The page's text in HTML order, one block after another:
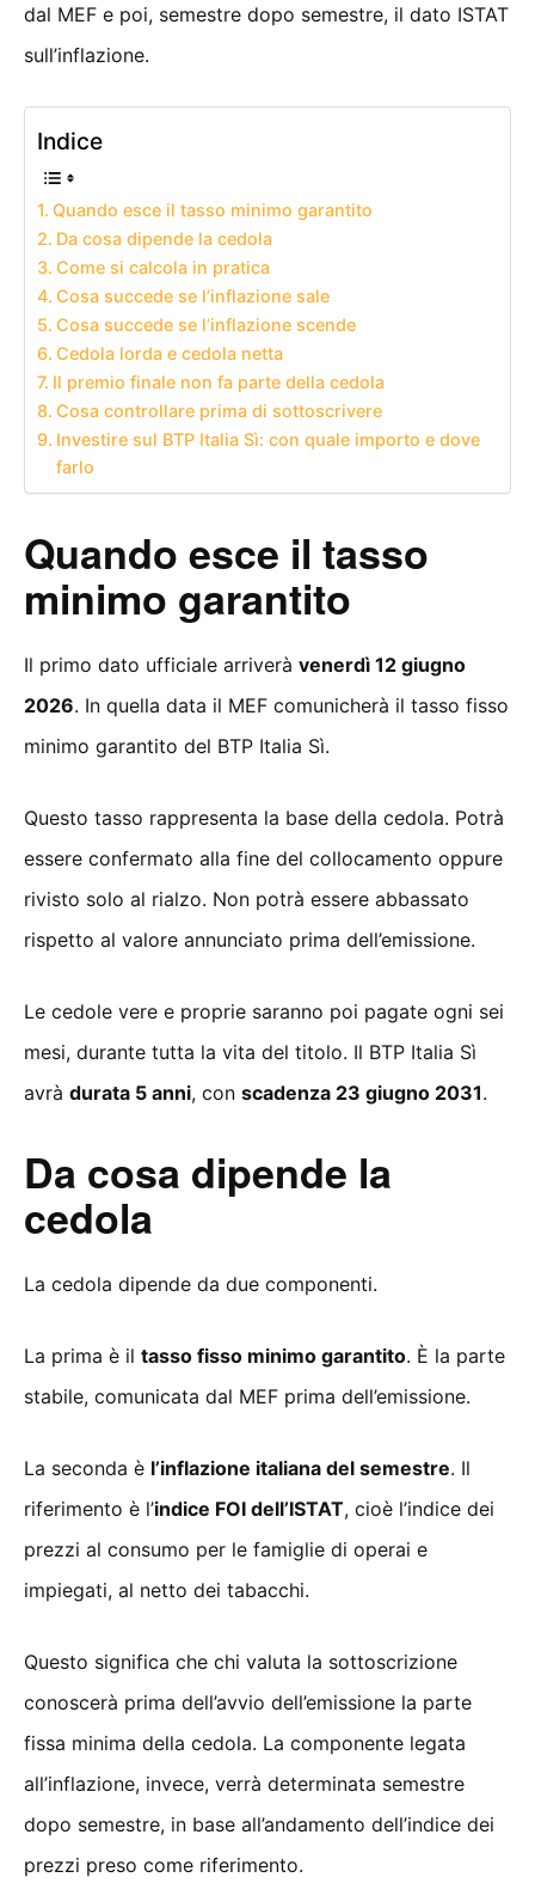
dal MEF e poi, semestre dopo semestre, il dato ISTAT
sull’inflazione.
Indice
Quando esce il tasso minimo garantito
Da cosa dipende la cedola
Come si calcola in pratica
Cosa succede se l’inflazione sale
Cosa succede se l’inflazione scende
Cedola lorda e cedola netta
Il premio finale non fa parte della cedola
Cosa controllare prima di sottoscrivere
Investire sul BTP Italia Sì: con quale importo e dove
farlo
Quando esce il tasso
minimo garantito
Il primo dato ufficiale arriverà venerdì 12 giugno
2026. In quella data il MEF comunicherà il tasso fisso
minimo garantito del BTP Italia Sì.
Questo tasso rappresenta la base della cedola. Potrà
essere confermato alla fine del collocamento oppure
rivisto solo al rialzo. Non potrà essere abbassato
rispetto al valore annunciato prima dell’emissione.
Le cedole vere e proprie saranno poi pagate ogni sei
mesi, durante tutta la vita del titolo. Il BTP Italia Sì
avrà durata 5 anni, con scadenza 23 giugno 2031.
Da cosa dipende la
cedola
La cedola dipende da due componenti.
La prima è il tasso fisso minimo garantito. È la parte
stabile, comunicata dal MEF prima dell’emissione.
La seconda è l’inflazione italiana del semestre. Il
riferimento è l’indice FOI dell’ISTAT, cioè l’indice dei
prezzi al consumo per le famiglie di operai e
impiegati, al netto dei tabacchi.
Questo significa che chi valuta la sottoscrizione
conoscerà prima dell’avvio dell’emissione la parte
fissa minima della cedola. La componente legata
all’inflazione, invece, verrà determinata semestre
dopo semestre, in base all’andamento dell’indice dei
prezzi preso come riferimento.